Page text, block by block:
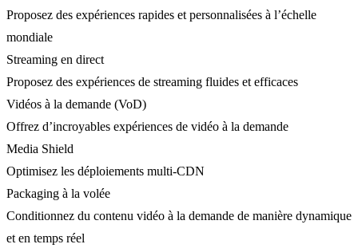
Proposez des expériences rapides et personnalisées à l’échelle
mondiale
Streaming en direct
Proposez des expériences de streaming fluides et efficaces
Vidéos à la demande (VoD)
Offrez d’incroyables expériences de vidéo à la demande
Media Shield
Optimisez les déploiements multi-CDN
Packaging à la volée
Conditionnez du contenu vidéo à la demande de manière dynamique
et en temps réel